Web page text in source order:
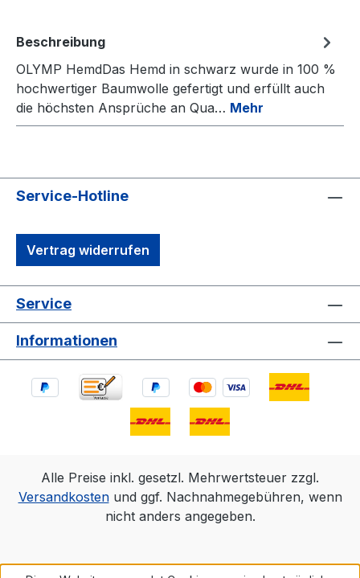
Beschreibung
OLYMP HemdDas Hemd in schwarz wurde in 100 %
hochwertiger Baumwolle gefertigt und erfüllt auch
die höchsten Ansprüche an Qua… Mehr
Service-Hotline
Vertrag widerrufen
Service
Informationen
Alle Preise inkl. gesetzl. Mehrwertsteuer zzgl.
Versandkostenund ggf. Nachnahmegebühren, wenn
nicht anders angegeben.